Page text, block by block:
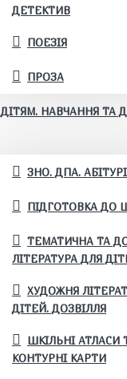
ДЕТЕКТИВ
ПОЕЗІЯ
ПРОЗА
ДІТЯМ. НАВЧАННЯ ТА
ЗНО. ДПА.
ПІДГОТОВКА ДО
ТЕМАТИЧНА ТА
ЛІТЕРАТУРА ДЛЯ
ХУДОЖНЯ
ДІТЕЙ. ДОЗВІЛЛЯ
ШКІЛЬНІ АТЛАСИ
КОНТУРНІ КАРТИ